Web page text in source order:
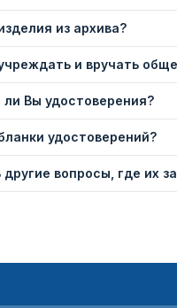
из архива?
и вручать
Вы удостоверения?
удостоверений?
вопросы, где их